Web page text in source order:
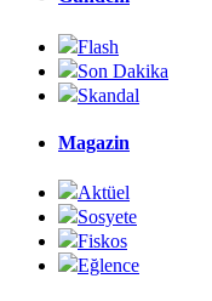
Flash
Son Dakika
Skandal
Magazin
Aktüel
Sosyete
Fiskos
Eğlence